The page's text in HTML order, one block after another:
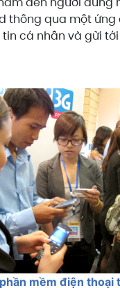
thông qua một ứng
cá nhân và gửi
mềm điện thoại